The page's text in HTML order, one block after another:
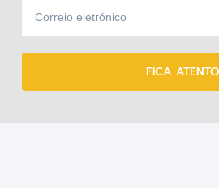
FICA ATENTO